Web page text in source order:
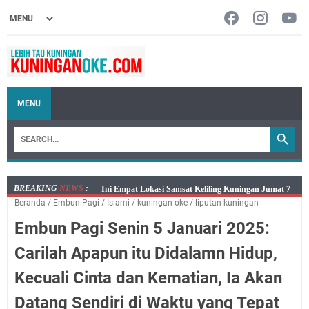
MENU
BREAKING NEWS :
Jumat 7 Agustus 2026 Mobil SIM Keliling Ada di
Kecamatan Sindangagung
Embun Pagi Jumat 8 Agustus 2026: Jika Keberkahan
Kelaparan Meskipun Memiliki Sekarung Penuh Uang
Salat Lima Waktu itu Bukan Cuma Kewajiban, Tapi
Beranda / ‌Embun Pagi / Islami / kuningan oke / liputan kuningan
Embun Pagi Senin 5 Januari 2025:
Carilah Apapun itu Didalamn Hidup,
Kecuali Cinta dan Kematian, Ia Akan
Datang Sendiri di Waktu yang Tepat